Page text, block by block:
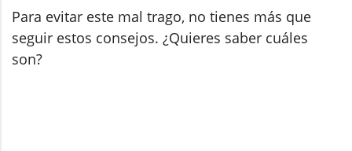
Para evitar este mal trago, no tienes más que
seguir estos consejos. ¿Quieres saber cuáles
son?